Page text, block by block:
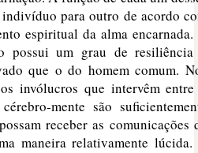
para outro de acordo
espiritual da alma encarnada.
possui um grau de
que o do homem comum.
invólucros que intervêm
mente são
receber as comunicações
maneira relativamente lúcida.